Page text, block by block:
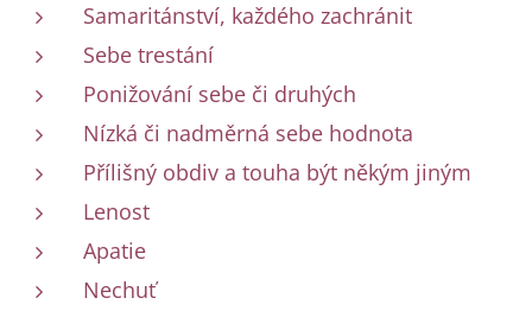
Samaritánství, každého zachránit
Sebe trestání
Ponižování sebe či druhých
Nízká či nadměrná sebe hodnota
Přílišný obdiv a touha být někým jiným
Lenost
Apatie
Nechuť